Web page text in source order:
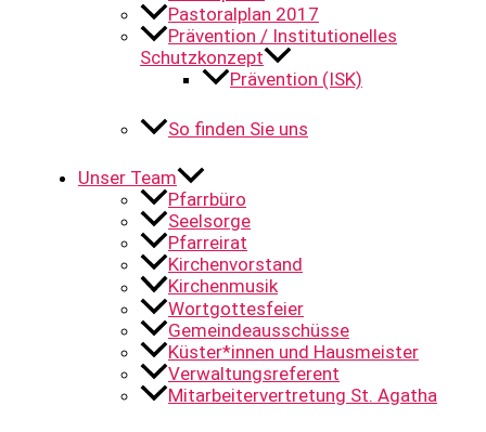
Pastoralplan 2017
Prävention / Institutionelles
Schutzkonzept
Prävention (ISK)
So finden Sie uns
Unser Team
Pfarrbüro
Seelsorge
Pfarreirat
Kirchenvorstand
Kirchenmusik
Wortgottesfeier
Gemeindeausschüsse
Küster*innen und Hausmeister
Verwaltungsreferent
Mitarbeitervertretung St. Agatha